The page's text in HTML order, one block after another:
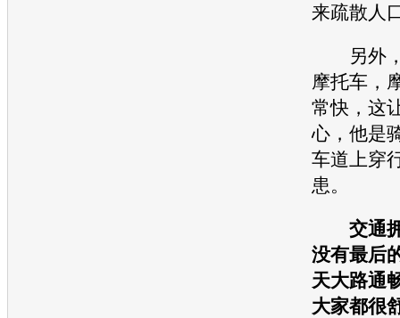
来疏散人
另外，
摩托车，
常快，这
心，他是
车道上穿
患。
交通
没有最后
天大路通
大家都很